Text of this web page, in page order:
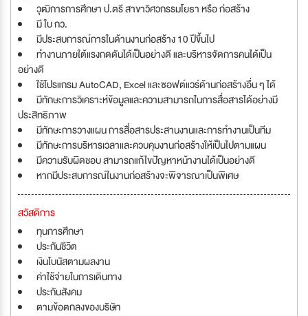
วุฒิการการศึกษา ป.ตรี สาขาวิศวกรรมโยธา หรือ ก่อสร้าง
มี ใบ กว.
มีประสบการณ์การในด้านงานก่อสร้าง 10 ปีขึ้นไป
ทำงานภายใต้แรงกดดันได้เป็นอย่างดี และบริหารจัดการคนได้เป็น
อย่างดี
ใช้โปรแกรม AutoCAD, Excel และซอฟต์แวร์ด้านก่อสร้างอื่น ๆ ได้
มีทักษะการวิเคราะห์ข้อมูลและความสามารถในการสื่อสารได้อย่างมี
ประสิทธิภาพ
มีทักษะการวางแผน การสื่อสารประสานงานและการทำงานเป็นทีม
มีทักษะการบริหารเวลาและควบคุมงานก่อสร้างให้เป็นไปตามแผน
มีความรับผิดชอบ สามารถแก้ไขปัญหาหน้างานได้เป็นอย่างดี
หากมีประสบการณ์ในงานก่อสร้างจะพิจารณาเป็นพิเศษ
สวัสดิการ
ทุนการศึกษา
ประกันชีวิต
เงินโบนัสตามผลงาน
ค่าใช้จ่ายในการเดินทาง
ประกันสังคม
ตามข้อตกลงของบริษัท